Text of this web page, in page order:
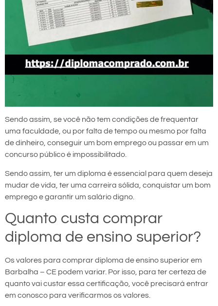
Sendo assim, se você não tem condições de frequentar
uma faculdade, ou por falta de tempo ou mesmo por falta
de dinheiro, conseguir um bom emprego ou passar em um
concurso público é impossibilitado.
Sendo assim, ter um diploma é essencial para quem deseja
mudar de vida, ter uma carreira sólida, conquistar um bom
emprego e garantir um salário digno.
Quanto custa comprar
diploma de ensino superior?
Os valores para comprar diploma de ensino superior em
Barbalha – CE podem variar. Por isso, para ter certeza de
quanto vai custar essa certificação, você precisará entrar
em conosco para verificarmos os valores.